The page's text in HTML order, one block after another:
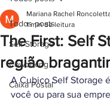
Todos posts
Self Storage
Coworking
Caixa Postal
The First: Self
região
Mariana Rachel
1 min de leitura
A Cubico Self Storage
você ou para sua